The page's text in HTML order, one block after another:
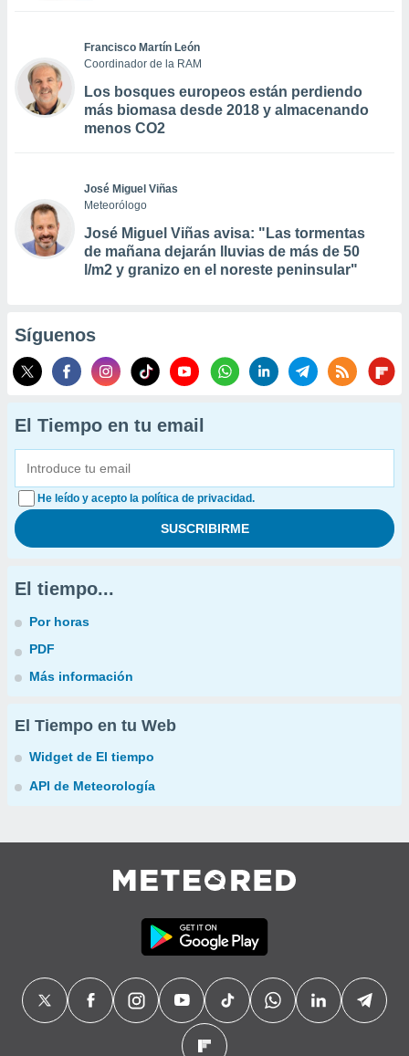
Francisco Martín León
Coordinador de la RAM
Los bosques europeos están perdiendo
más biomasa desde 2018 y almacenando
menos CO2
José Miguel Viñas
Meteorólogo
José Miguel Viñas avisa: "Las tormentas
de mañana dejarán lluvias de más de 50
l/m2 y granizo en el noreste peninsular"
Síguenos
El Tiempo en tu email
He leído y acepto la política de privacidad.
El tiempo...
Por horas
PDF
Más información
El Tiempo en tu Web
Widget de El tiempo
API de Meteorología